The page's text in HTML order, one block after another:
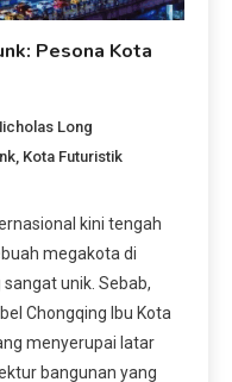
Pesona Kota
Long
Kota Futuristik
kini tengah
megakota di
unik. Sebab,
Chongqing Ibu Kota
menyerupai latar
bangunan yang